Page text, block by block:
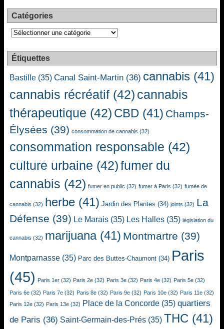
Catégories
Catégories
Étiquettes
Bastille (35) Canal Saint-Martin (36) cannabis (41)
cannabis récréatif (42) cannabis
thérapeutique (42) CBD (41) Champs-
Élysées (39) consommation de cannabis (32)
consommation responsable (42)
culture urbaine (42)fumer du
cannabis (42) fumer en public (32) fumer à Paris (32) fumée de
cannabis (32) herbe (41) Jardin des Plantes (34) joints (32) La
Défense (39) Le Marais (35) Les Halles (35) législation du
cannabis (32) marijuana(41) Montmartre (39)
Montparnasse (35) Parc des Buttes-Chaumont (34) Paris
(45) Paris 1er (32) Paris 2e (32) Paris 3e (32) Paris 4e (32) Paris 5e (32)
Paris 6e (32) Paris 7e (32) Paris 8e (32) Paris 9e (32) Paris 10e (32) Paris 11e (32)
Paris 12e (32) Paris 13e (32) Place de la Concorde (35) quartiers
de Paris (36) Saint-Germain-des-Prés (35) THC (41)